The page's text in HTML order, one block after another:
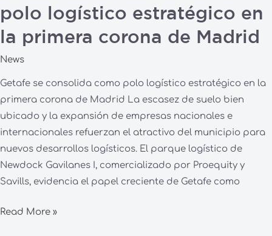
polo logístico estratégico en
la primera corona de Madrid
News
Getafe se consolida como polo logístico estratégico en la
primera corona de Madrid La escasez de suelo bien
ubicado y la expansión de empresas nacionales e
internacionales refuerzan el atractivo del municipio para
nuevos desarrollos logísticos. El parque logístico de
Newdock Gavilanes I, comercializado por Proequity y
Savills, evidencia el papel creciente de Getafe como
Read More »